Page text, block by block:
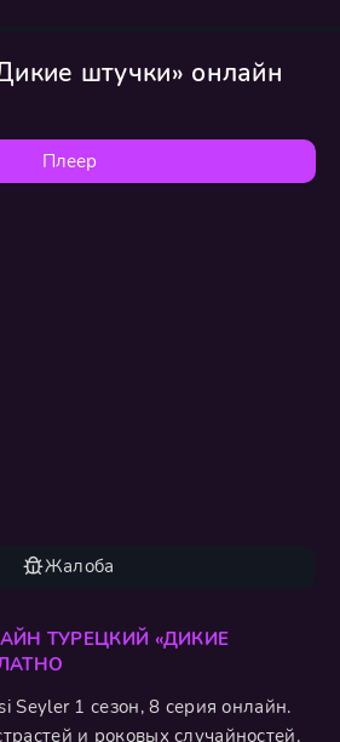
штучки» онлайн
Плеер
Жалоба
ТУРЕЦКИЙ «ДИКИЕ
Seyler 1 сезон, 8 серия онлайн.
и роковых случайностей.